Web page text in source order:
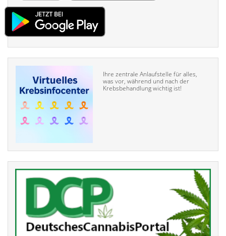
Ihre zentrale Anlaufstelle für alles,
was vor, während und nach der
Krebsbehandlung wichtig ist!